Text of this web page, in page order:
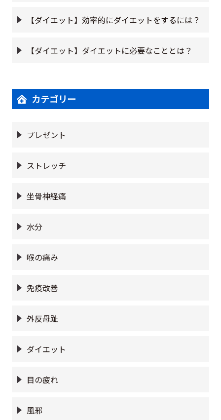
【ダイエット】効率的にダイエットをするには？
【ダイエット】ダイエットに必要なこととは？
カテゴリー
プレゼント
ストレッチ
坐骨神経痛
水分
喉の痛み
免疫改善
外反母趾
ダイエット
目の疲れ
風邪